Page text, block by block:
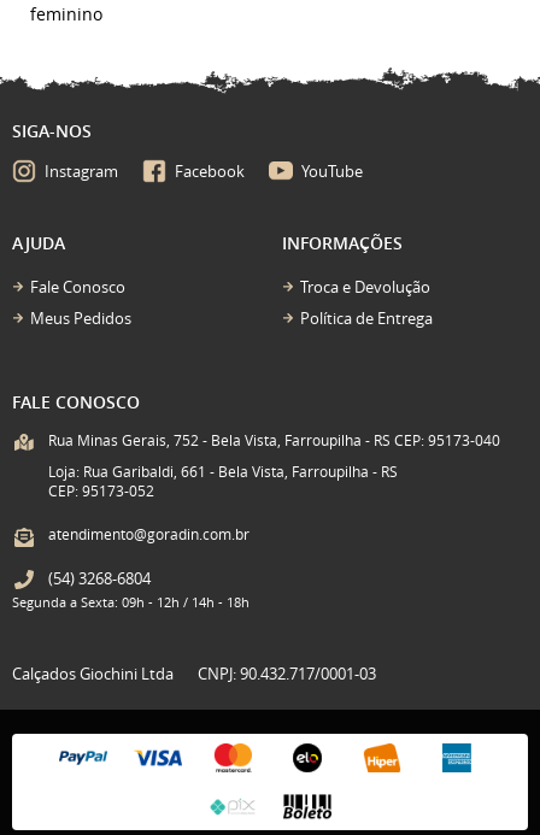
feminino
SIGA-NOS
Instagram Facebook YouTube
AJUDA
Fale Conosco
Meus Pedidos
INFORMAÇÕES
Troca e Devolução
Política de Entrega
FALE CONOSCO
Rua Minas Gerais, 752 - Bela Vista, Farroupilha - RS CEP: 95173-040
Loja: Rua Garibaldi, 661 - Bela Vista, Farroupilha - RS
CEP: 95173-052
atendimento@goradin.com.br
(54)3268-6804
Segunda a Sexta: 09h - 12h / 14h - 18h
Calçados Giochini Ltda CNPJ: 90.432.717/0001-03